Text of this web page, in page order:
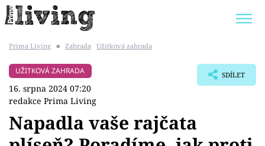
BYDLENÍ SLAVNÝCH
Prima Living ■ Zahrada Užitková zahrada
UŽITKOVÁ ZAHRADA
16. srpna 2024 07:20
redakce Prima Living
SDÍLET
Napadla vaše rajčata